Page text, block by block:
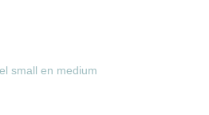
small en medium